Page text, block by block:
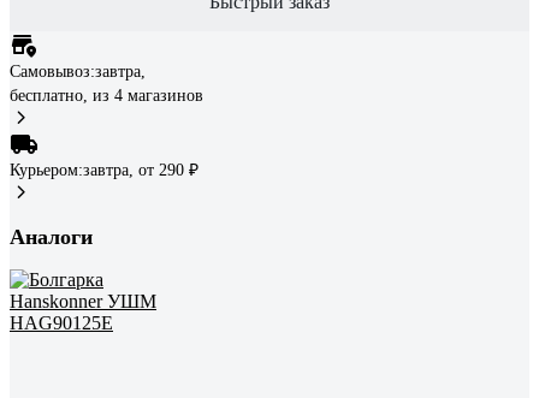
Самовывоз:завтра,
бесплатно, из 4 магазинов
Курьером:завтра, от 290 ₽
Аналоги